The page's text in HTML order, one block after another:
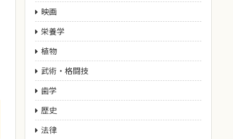
映画
栄養学
植物
武術・格闘技
歯学
歴史
法律